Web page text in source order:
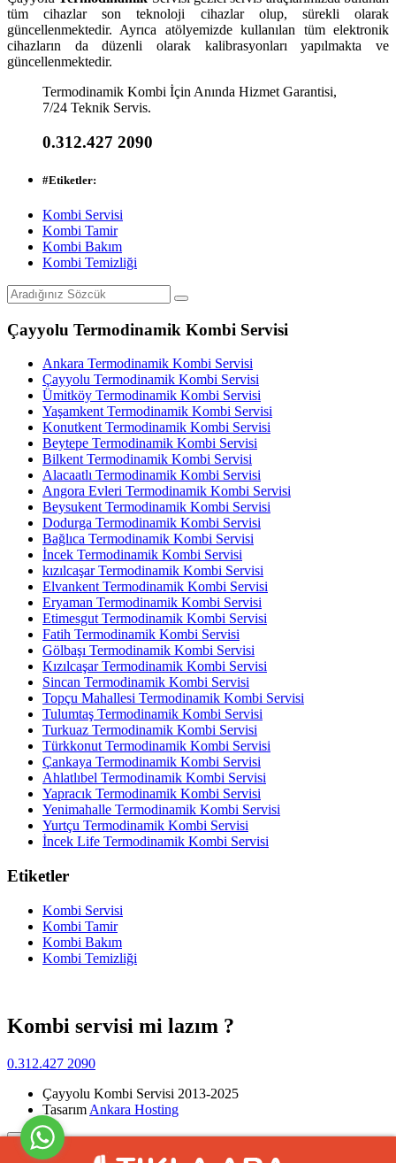
tüm cihazlar son teknoloji cihazlar olup, sürekli olarak
güncellenmektedir. Ayrıca atölyemizde kullanılan tüm elektronik
cihazların da düzenli olarak kalibrasyonları yapılmakta ve
güncellenmektedir.
Termodinamik Kombi İçin Anında Hizmet Garantisi,
7/24 Teknik Servis.
0.312.427 2090
#Etiketler:
Kombi Servisi
Kombi Tamir
Kombi Bakım
Kombi Temizliği
Çayyolu Termodinamik Kombi Servisi
Ankara Termodinamik Kombi Servisi
Çayyolu Termodinamik Kombi Servisi
Ümitköy Termodinamik Kombi Servisi
Yaşamkent Termodinamik Kombi Servisi
Konutkent Termodinamik Kombi Servisi
Beytepe Termodinamik Kombi Servisi
Bilkent Termodinamik Kombi Servisi
Alacaatlı Termodinamik Kombi Servisi
Angora Evleri Termodinamik Kombi Servisi
Beysukent Termodinamik Kombi Servisi
Dodurga Termodinamik Kombi Servisi
Bağlıca Termodinamik Kombi Servisi
İncek Termodinamik Kombi Servisi
kızılcaşar Termodinamik Kombi Servisi
Elvankent Termodinamik Kombi Servisi
Eryaman Termodinamik Kombi Servisi
Etimesgut Termodinamik Kombi Servisi
Fatih Termodinamik Kombi Servisi
Gölbaşı Termodinamik Kombi Servisi
Kızılcaşar Termodinamik Kombi Servisi
Sincan Termodinamik Kombi Servisi
Topçu Mahallesi Termodinamik Kombi Servisi
Tulumtaş Termodinamik Kombi Servisi
Turkuaz Termodinamik Kombi Servisi
Türkkonut Termodinamik Kombi Servisi
Çankaya Termodinamik Kombi Servisi
Ahlatlıbel Termodinamik Kombi Servisi
Yapracık Termodinamik Kombi Servisi
Yenimahalle Termodinamik Kombi Servisi
Yurtçu Termodinamik Kombi Servisi
İncek Life Termodinamik Kombi Servisi
Etiketler
Kombi Servisi
Kombi Tamir
Kombi Bakım
Kombi Temizliği
Kombi servisi mi lazım ?
0.312.427 2090
Çayyolu Kombi Servisi 2013-2025
Tasarım Ankara Hosting
Yukarı